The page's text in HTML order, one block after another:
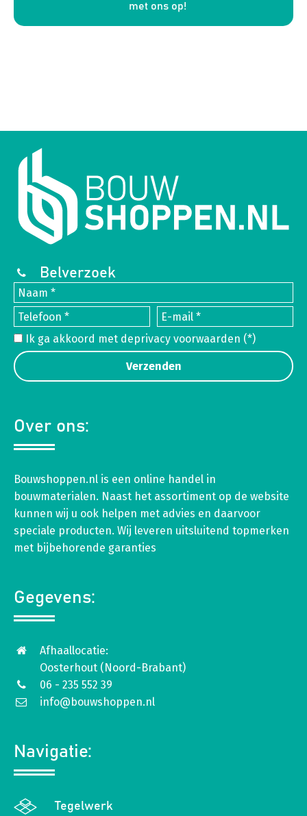
met ons op!
Belverzoek
Ik ga akkoord met deprivacy voorwaarden (*)
Over ons:
Bouwshoppen.nl is een online handel in
bouwmaterialen. Naast het assortiment op de website
kunnen wij u ook helpen met advies en daarvoor
speciale producten. Wij leveren uitsluitend topmerken
met bijbehorende garanties
Gegevens:
Afhaallocatie:
Oosterhout (Noord-Brabant)
06 - 235 552 39
info@bouwshoppen.nl
Navigatie:
Tegelwerk